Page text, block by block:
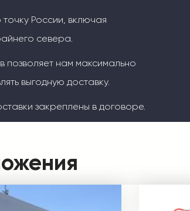
России, включая
севера.
позволяет нам максимально
выгодную доставку.
закреплены в договоре.